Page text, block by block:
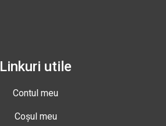
Linkuri utile
Contul meu
Coșul meu